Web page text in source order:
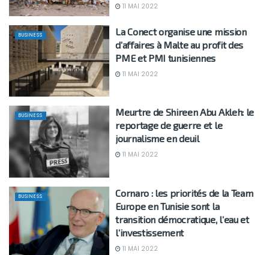
11 MAI 2022
BUSINESS
La Conect organise une mission
d’affaires à Malte au profit des
PME et PMI tunisiennes
11 MAI 2022
BUSINESS
Meurtre de Shireen Abu Akleh: le
reportage de guerre et le
journalisme en deuil
11 MAI 2022
BUSINESS
Cornaro : les priorités de la Team
Europe en Tunisie sont la
transition démocratique, l’eau et
l’investissement
11 MAI 2022